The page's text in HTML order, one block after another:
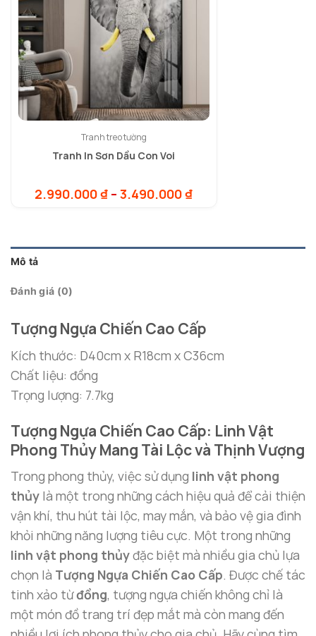
Tranh treo tường
Tranh In Sơn Dầu Con Voi
2.990.000₫ – 3.490.000₫Khoảng
3.490.000 ₫
Mô tả
Đánh giá (0)
Tượng Ngựa Chiến Cao Cấp
Kích thước: D40cm x R18cm x C36cm
Chất liệu: đồng
Trọng lượng: 7.7kg
Tượng Ngựa Chiến Cao Cấp: Linh Vật
Phong Thủy Mang Tài Lộc và Thịnh Vượng
Trong phong thủy, việc sử dụng linh vật phong
thủy là một trong những cách hiệu quả để cải thiện
vận khí, thu hút tài lộc, may mắn, và bảo vệ gia đình
khỏi những năng lượng tiêu cực. Một trong những
linh vật phong thủyđặc biệt mà nhiều gia chủ lựa
chọn là Tượng Ngựa Chiến Cao Cấp. Được chế tác
tinh xảo từđồng, tượng ngựa chiến không chỉ là
một món đồ trang trí đẹp mắt mà còn mang đến